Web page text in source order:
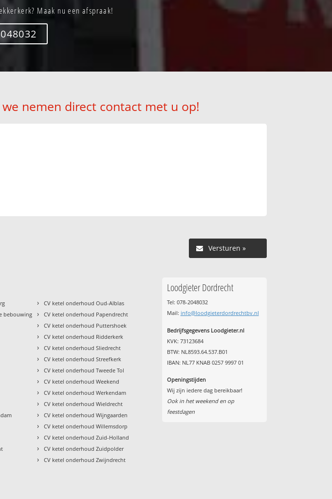
Maak nu een afspraak!
nemen direct contact met u op!
Versturen »
bebouwing
› CV ketel onderhoud Oud-Alblas
› CV ketel onderhoud Papendrecht
› CV ketel onderhoud Puttershoek
› CV ketel onderhoud Ridderkerk
› CV ketel onderhoud Sliedrecht
› CV ketel onderhoud Streefkerk
› CV ketel onderhoud Tweede Tol
› CV ketel onderhoud Weekend
› CV ketel onderhoud Werkendam
› CV ketel onderhoud Wieldrecht
› CV ketel onderhoud Wijngaarden
› CV ketel onderhoud Willemsdorp
› CV ketel onderhoud Zuid-Holland
› CV ketel onderhoud Zuidpolder
› CV ketel onderhoud Zwijndrecht
Loodgieter Dordrecht
Tel: 078-2048032
Mail: info@loodgieterdordrechtbv.nl
Bedrijfsgegevens Loodgieter.nl
KVK: 73123684
BTW: NL8593.64.537.B01
IBAN: NL77 KNAB 0257 9997 01
Openingstijden
Wij zijn iedere dag bereikbaar!
Ook in het weekend en op
feestdagen